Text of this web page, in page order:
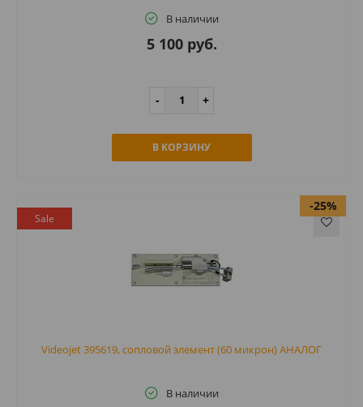
В наличии
5 100 руб.
В КОРЗИНУ
Sale
Videojet 395619, сопловой элемент (60 микрон) АНАЛОГ
В наличии
-25%